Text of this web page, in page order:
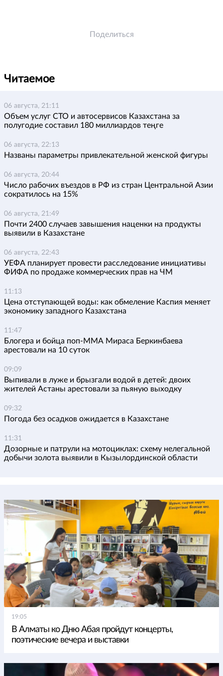
Поделиться
Читаемое
06 августа, 21:11
Объем услуг СТО и автосервисов Казахстана за
полугодие составил 180 миллиардов теңге
06 августа, 22:13
Названы параметры привлекательной женской фигуры
06 августа, 20:44
Число рабочих въездов в РФ из стран Центральной Азии
сократилось на 15%
06 августа, 21:49
Почти 2400 случаев завышения наценки на продукты
выявили в Казахстане
06 августа, 22:43
УЕФА планирует провести расследование инициативы
ФИФА по продаже коммерческих прав на ЧМ
11:13
Цена отступающей воды: как обмеление Каспия меняет
экономику западного Казахстана
11:47
Блогера и бойца поп-ММА Мираса Беркинбаева
арестовали на 10 суток
09:09
Выпивали в луже и брызгали водой в детей: двоих
жителей Астаны арестовали за пьяную выходку
09:32
Погода без осадков ожидается в Казахстане
11:31
Дозорные и патрули на мотоциклах: схему нелегальной
добычи золота выявили в Кызылординской области
19:05
В Алматы ко Дню Абая пройдут концерты,
поэтические вечера и выставки